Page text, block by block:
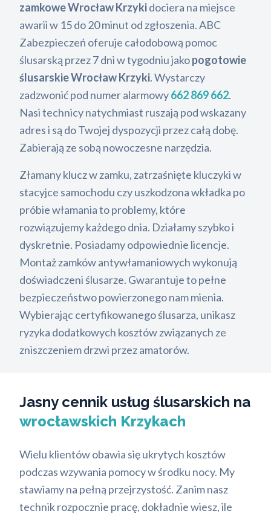
zamkowe Wrocław Krzykidociera na miejsce
awarii w 15 do 20 minut od zgłoszenia. ABC
Zabezpieczeń oferuje całodobową pomoc
ślusarską przez 7 dni w tygodniu jakopogotowie
ślusarskie Wrocław Krzyki. Wystarczy
zadzwonić pod numer alarmowy662 869 662.
Nasi technicy natychmiast ruszają pod wskazany
adres i są do Twojej dyspozycji przez całą dobę.
Zabierają ze sobą nowoczesne narzędzia.
Złamany klucz w zamku, zatrzaśnięte kluczyki w
stacyjce samochodu czy uszkodzona wkładka po
próbie włamania to problemy, które
rozwiązujemy każdego dnia. Działamy szybko i
dyskretnie. Posiadamy odpowiednie licencje.
Montaż zamków antywłamaniowych wykonują
doświadczeni ślusarze. Gwarantuje to pełne
bezpieczeństwo powierzonego nam mienia.
Wybierając certyfikowanego ślusarza, unikasz
ryzyka dodatkowych kosztów związanych ze
zniszczeniem drzwi przez amatorów.
Jasny cennik usług ślusarskich na
wrocławskich Krzykach
Wielu klientów obawia się ukrytych kosztów
podczas wzywania pomocy w środku nocy. My
stawiamy na pełną przejrzystość. Zanim nasz
technik rozpocznie pracę, dokładnie wiesz, ile